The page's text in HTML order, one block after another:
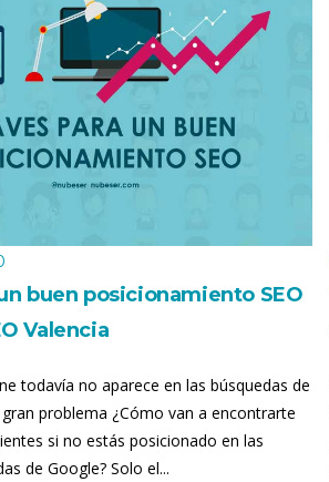
buen posicionamiento SEO
Valencia
todavía no aparece en las búsquedas de
problema ¿Cómo van a encontrarte
si no estás posicionado en las
de Google? Solo el...